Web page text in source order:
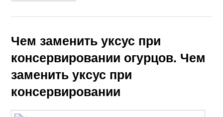
Чем заменить уксус при
консервировании огурцов. Чем
заменить уксус при
консервировании